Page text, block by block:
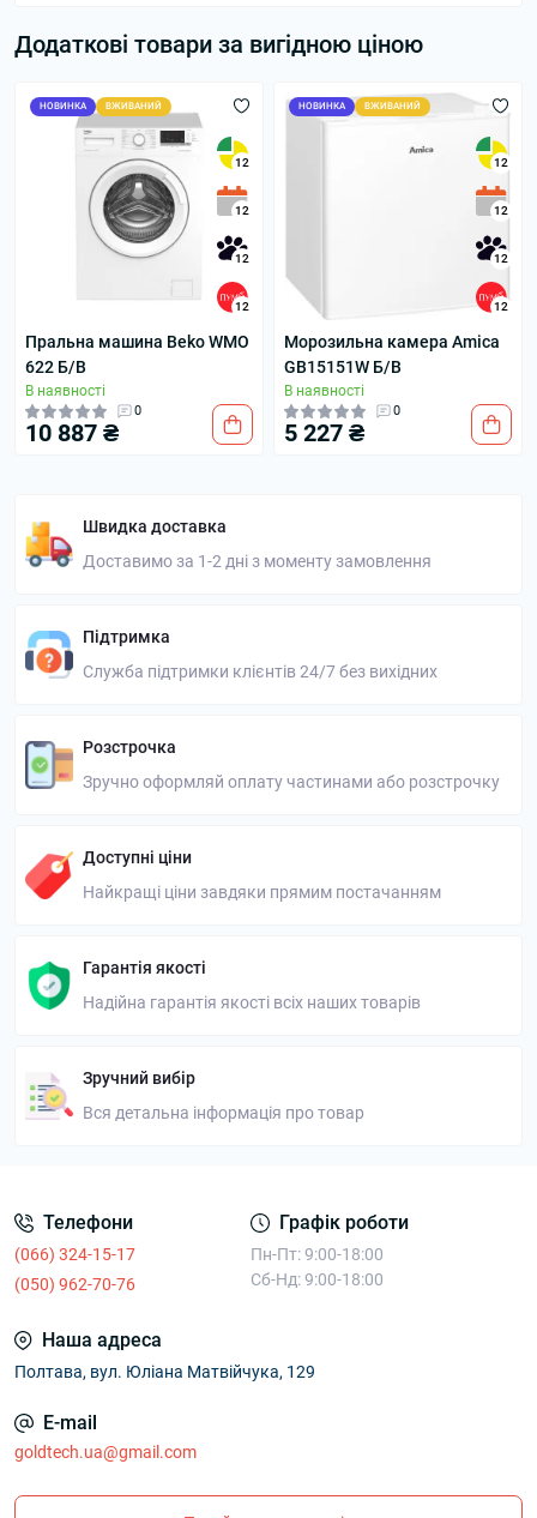
Додаткові товари за вигідною ціною
НОВИНКА ВЖИВАНИЙ
12
12
12
12
Пральна машина Beko WMO
622 Б/В
В наявності
0
10 887 ₴
НОВИНКА ВЖИВАНИЙ
12
12
12
12
Морозильна камера Amica
GB15151W Б/В
В наявності
0
5 227 ₴
Швидка доставка
Доставимо за 1-2 дні з моменту замовлення
Підтримка
Служба підтримки клієнтів 24/7 без вихідних
Розстрочка
Зручно оформляй оплату частинами або розстрочку
Доступні ціни
Найкращі ціни завдяки прямим постачанням
Гарантія якості
Надійна гарантія якості всіх наших товарів
Зручний вибір
Вся детальна інформація про товар
Телефони
(066) 324-15-17
(050) 962-70-76
Графік роботи
Пн-Пт: 9:00-18:00
Сб-Нд: 9:00-18:00
Наша адреса
Полтава, вул. Юліана Матвійчука, 129
E-mail
goldtech.ua@gmail.com